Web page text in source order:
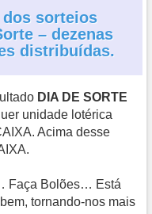
sorteios
– dezenas
distribuídas.
DIA DE SORTE
unidade lotérica
Acima desse
Faça Bolões… Está
tornando-nos mais